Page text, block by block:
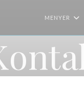
MENYER